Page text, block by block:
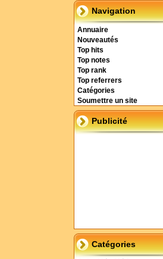
Navigation
Annuaire
Nouveautés
Top hits
Top notes
Top rank
Top referrers
Catégories
Soumettre un site
Publicité
Catégories